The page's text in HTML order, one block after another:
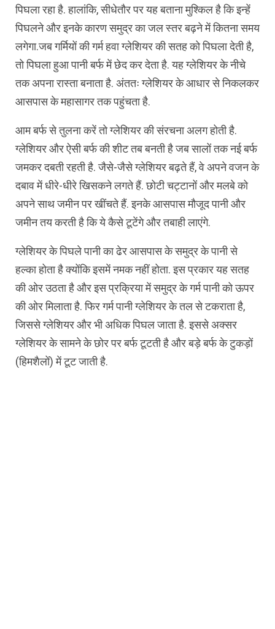
पिघला रहा है. हालांकि, सीधेतौर पर यह बताना मुश्किल है कि इन्हें
पिघलने और इनके कारण समुद्र का जल स्तर बढ़ने में कितना समय
लगेगा.जब गर्मियों की गर्म हवा ग्लेशियर की सतह को पिघला देती है,
तो पिघला हुआ पानी बर्फ में छेद कर देता है. यह ग्लेशियर के नीचे
तक अपना रास्ता बनाता है. अंततः ग्लेशियर के आधार से निकलकर
आसपास के महासागर तक पहुंचता है.
आम बर्फ से तुलना करें तो ग्लेशियर की संरचना अलग होती है.
ग्लेशियर और ऐसी बर्फ की शीट तब बनती है जब सालों तक नई बर्फ
जमकर दबती रहती है. जैसे-जैसे ग्लेशियर बढ़ते हैं, वे अपने वजन के
दबाव में धीरे-धीरे खिसकने लगते हैं. छोटी चट्टानों और मलबे को
अपने साथ जमीन पर खींचते हैं. इनके आसपास मौजूद पानी और
जमीन तय करती है कि ये कैसे टूटेंगे और तबाही लाएंगे.
ग्लेशियर के पिघले पानी का ढेर आसपास के समुद्र के पानी से
हल्का होता है क्योंकि इसमें नमक नहीं होता. इस प्रकार यह सतह
की ओर उठता है और इस प्रक्रिया में समुद्र के गर्म पानी को ऊपर
की ओर मिलाता है. फिर गर्म पानी ग्लेशियर के तल से टकराता है,
जिससे ग्लेशियर और भी अधिक पिघल जाता है. इससे अक्सर
ग्लेशियर के सामने के छोर पर बर्फ टूटती है और बड़े बर्फ के टुकड़ों
(हिमशैलों) में टूट जाती है.